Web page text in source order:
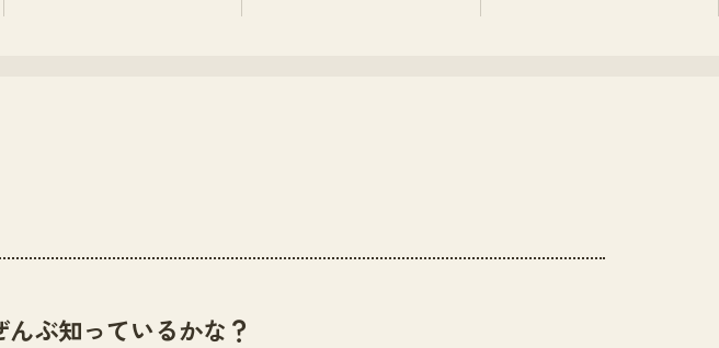
ぶ知っているかな？